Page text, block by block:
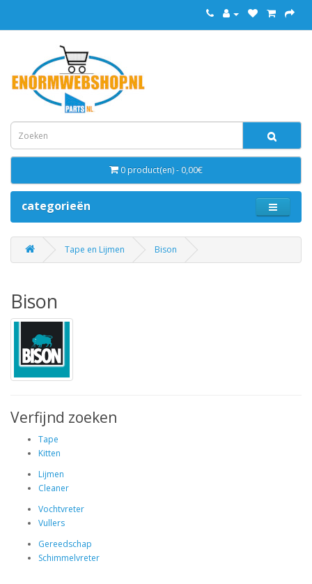
0 product(en) - 0,00€
categorieën
Tape en Lijmen Bison
Bison
Verfijnd zoeken
Tape
Kitten
Lijmen
Cleaner
Vochtvreter
Vullers
Gereedschap
Schimmelvreter